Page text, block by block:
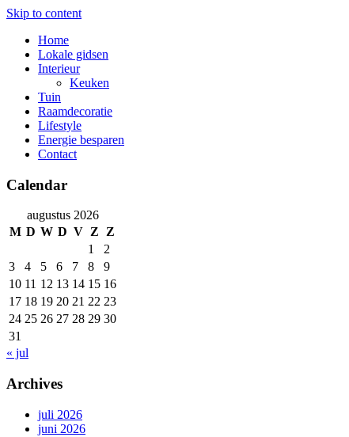
Skip to content
Home
Lokale gidsen
Interieur
Keuken
Tuin
Raamdecoratie
Lifestyle
Energie besparen
Contact
Calendar
augustus 2026
M D W D V Z Z
1
2
3
4 5 6 7 8
9
10 11 12 13 14 15 16
17 18 19 20 21 22 23
24 25 26 27 28 29 30
31
« jul
Archives
juli 2026
juni 2026